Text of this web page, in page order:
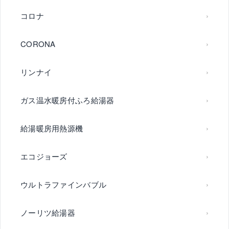
コロナ
CORONA
リンナイ
ガス温水暖房付ふろ給湯器
給湯暖房用熱源機
エコジョーズ
ウルトラファインバブル
ノーリツ給湯器